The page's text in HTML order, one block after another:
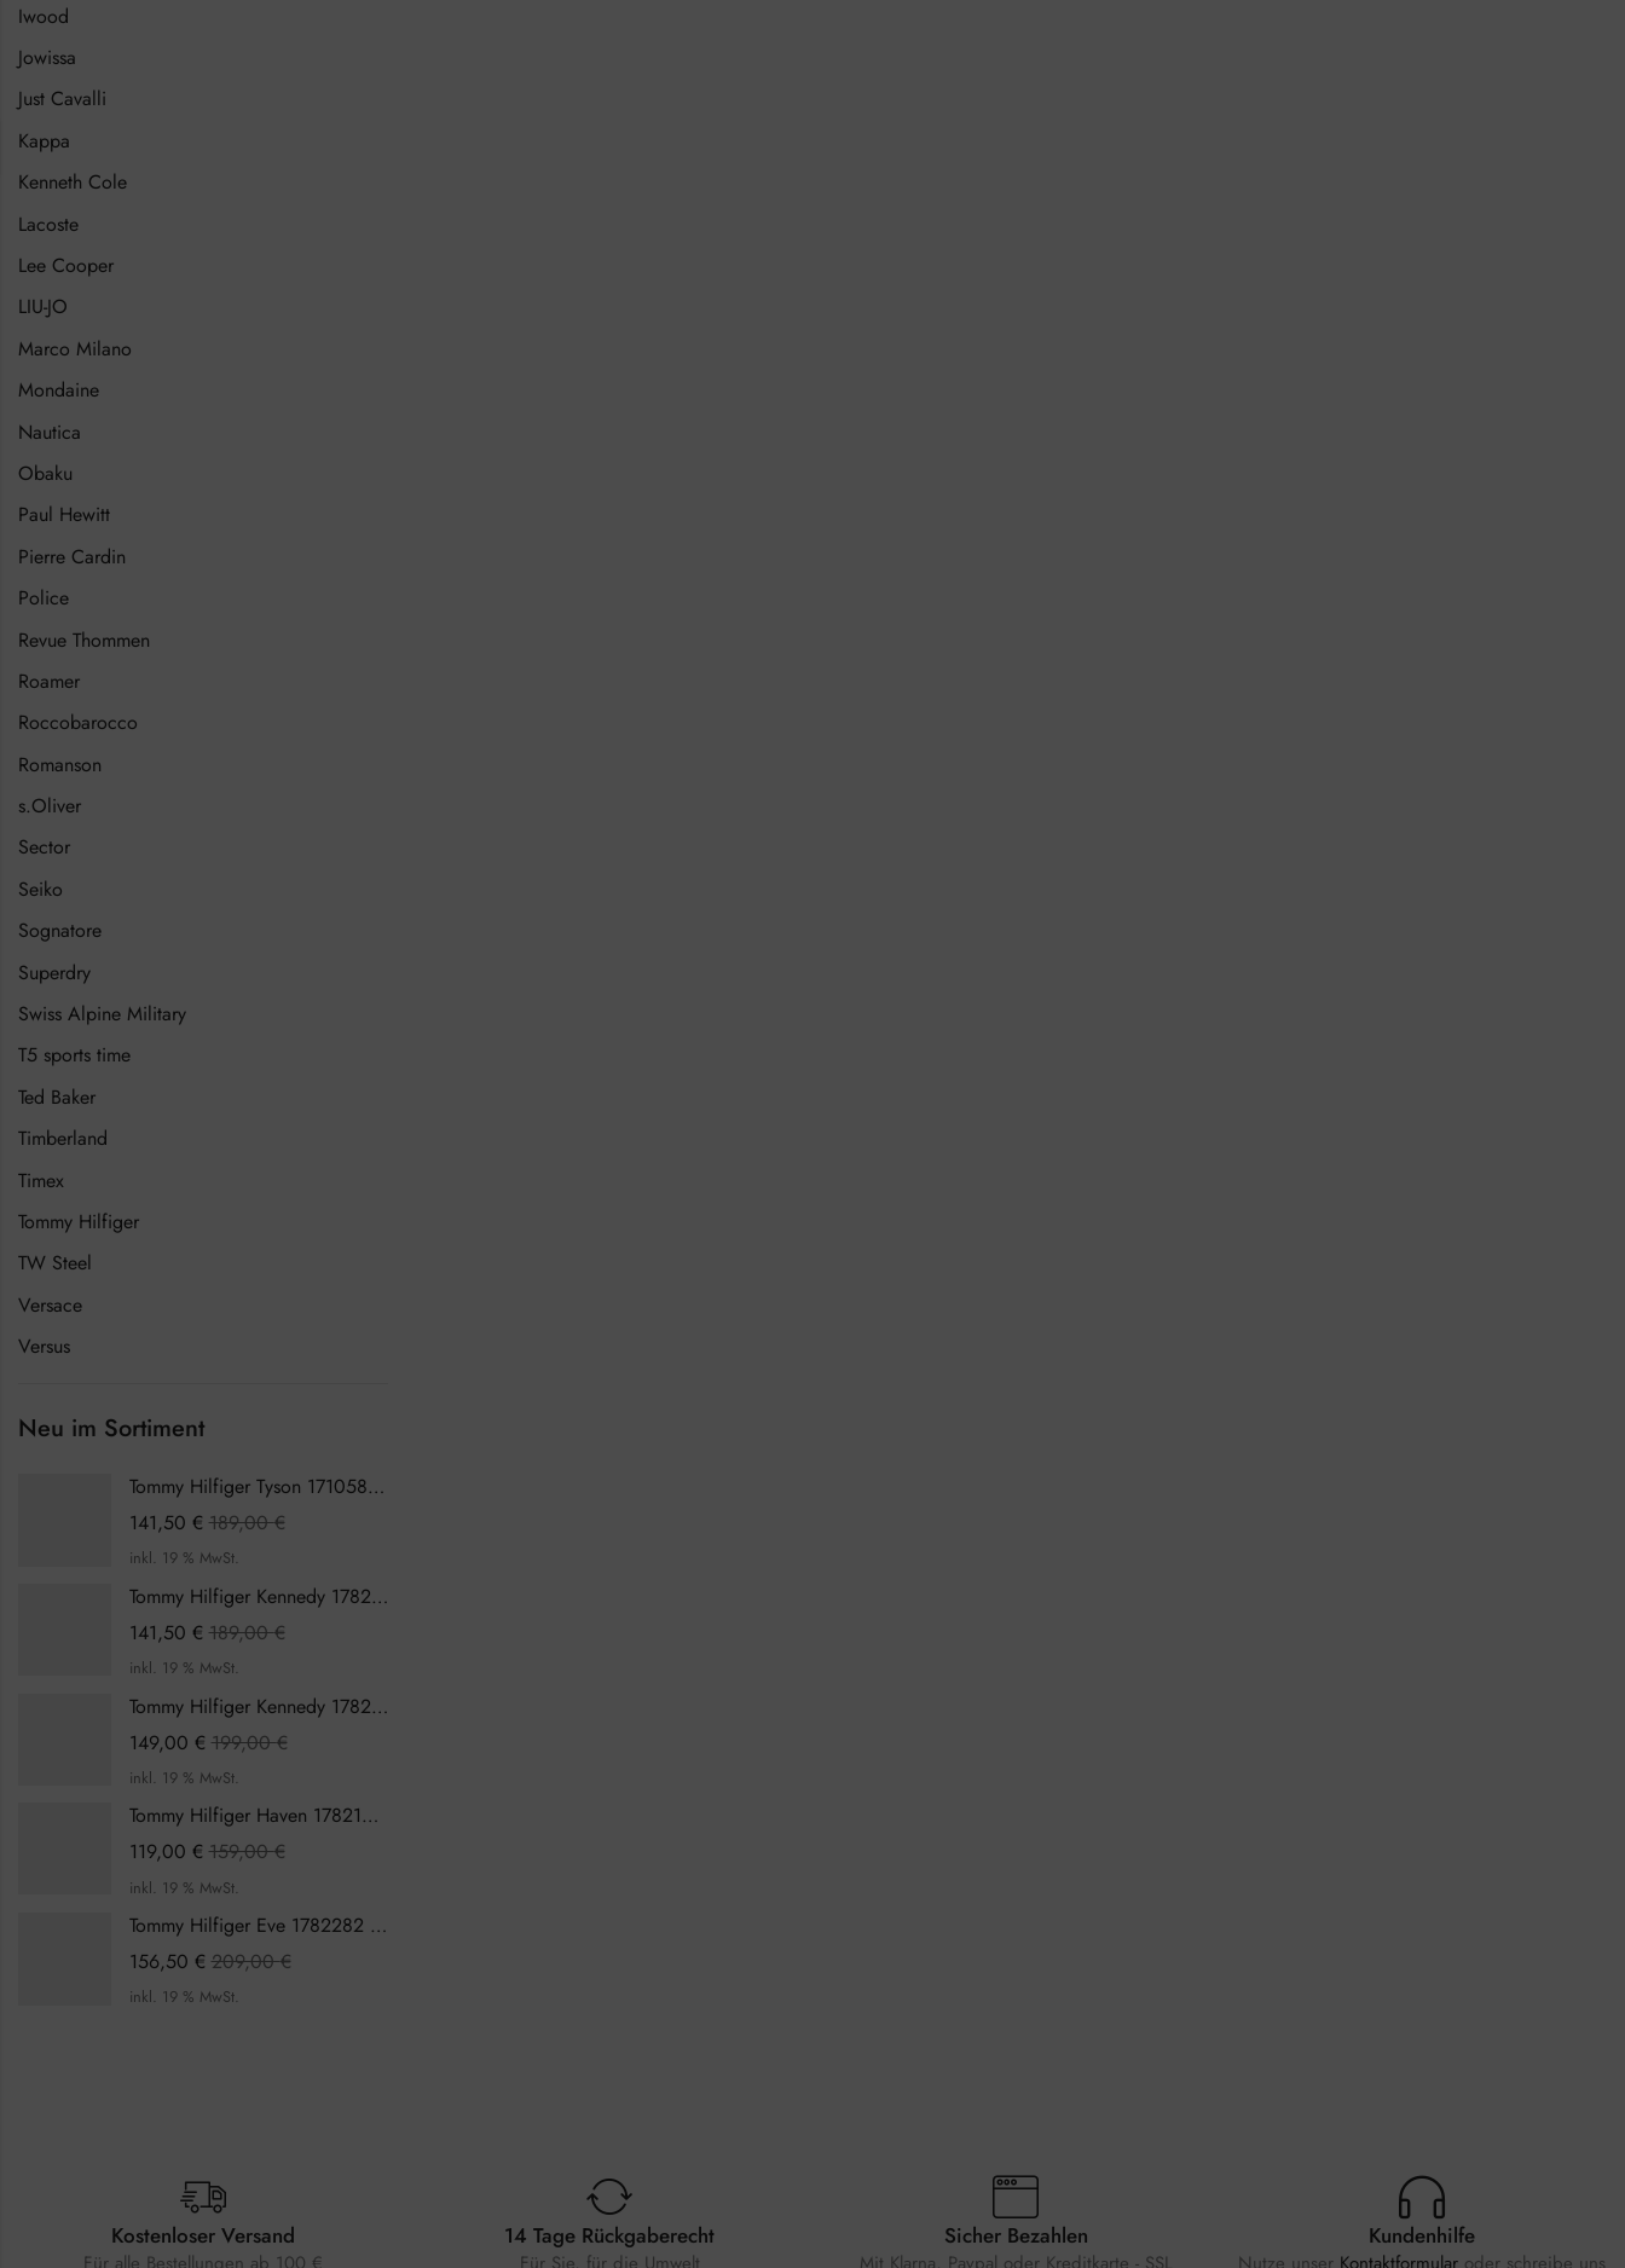
Iwood
Jowissa
Just Cavalli
Kappa
Kenneth Cole
Lacoste
Lee Cooper
LIU-JO
Marco Milano
Mondaine
Nautica
Obaku
Paul Hewitt
Pierre Cardin
Police
Revue Thommen
Roamer
Roccobarocco
Romanson
s.Oliver
Sector
Seiko
Sognatore
Superdry
Swiss Alpine Military
T5 sports time
Ted Baker
Timberland
Timex
Tommy Hilfiger
TW Steel
Versace
Versus
Neu im Sortiment
Tommy Hilfiger Tyson 1710589 Herrenuhr
141,50 € 189,00€
inkl. 19 % MwSt.
Tommy Hilfiger Kennedy 1782387 Damenuhr
141,50 € 189,00€
inkl. 19 % MwSt.
Tommy Hilfiger Kennedy 1782386 Damenuhr
149,00 € 199,00€
inkl. 19 % MwSt.
Tommy Hilfiger Haven 1782199 Damenuhr
119,00 € 159,00€
inkl. 19 % MwSt.
Tommy Hilfiger Eve 1782282 Damenuhr
156,50 € 209,00€
inkl. 19 % MwSt.
Kostenloser Versand
Für alle Bestellungen ab 100 €
14 Tage Rückgaberecht
Für Sie, für die Umwelt
Sicher Bezahlen
Mit Klarna, Paypal oder Kreditkarte - SSL
Kundenhilfe
Nutze unser Kontaktformular oder schreibe uns